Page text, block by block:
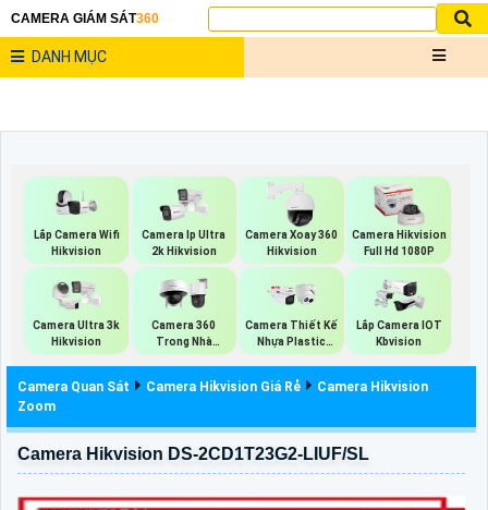
CAMERA GIÁM SÁT360
DANH MỤC
Lắp Camera Wifi
Hikvision
Camera Ip Ultra
2k Hikvision
Camera Xoay 360
Hikvision
Camera Hikvision
Full Hd 1080P
Camera Ultra 3k
Hikvision
Camera 360
Trong Nhà
Hikvision
Camera Thiết Kế
Nhựa Plastic
Dahua
Lắp Camera IOT
Kbvision
Camera Quan Sát Camera Hikvision Giá Rẻ
Camera Hikvision
Zoom
Camera Hikvision DS-2CD1T23G2-LIUF/SL